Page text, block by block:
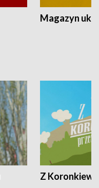
Magazyn
Z